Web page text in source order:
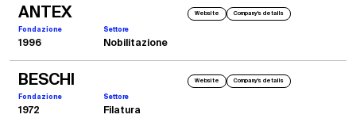
ANTEX Website Company's details
Fondazione Settore
1996 Nobilitazione
BESCHI Website Company's details
Fondazione Settore
1972 Filatura
2003
ITMA Birmingham
Presentazione Dosatrice Volumetrica SBM con Unita di tintura integrate
2001
Dosatrice volumetrica